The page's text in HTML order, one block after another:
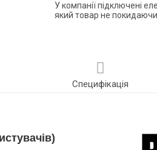
У компанії підключені
який товар не
Специфікація